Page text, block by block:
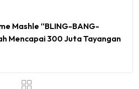
Mashle “BLING-BANG-
Mencapai 300 Juta Tayangan